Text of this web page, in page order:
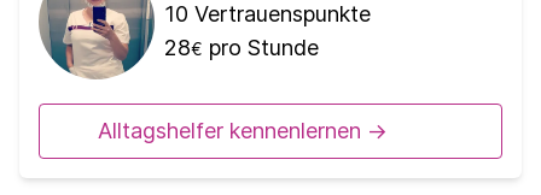
10 Vertrauenspunkte
28€ pro Stunde
Alltagshelfer kennenlernen ->